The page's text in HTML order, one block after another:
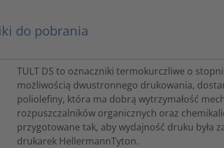
do pobrania
TULT DS to oznaczniki termokurczliwe o
możliwością dwustronnego drukowania,
poliolefiny, która ma dobrą wytrzymałość
rozpuszczalników organicznych oraz
przygotowane tak, aby wydajność druku była
drukarek HellermannTyton.